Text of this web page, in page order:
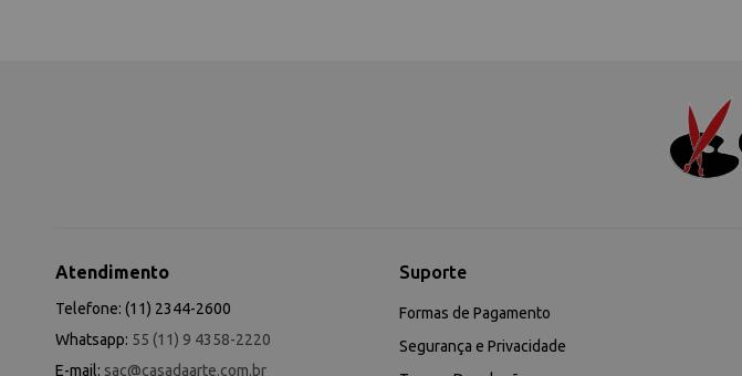
Atendimento
Telefone: (11) 2344-2600
Whatsapp: 55 (11) 9 4358-2220
E-mail: sac@casadaarte.com.br
Suporte
Formas de Pagamento
Segurança e Privacidade